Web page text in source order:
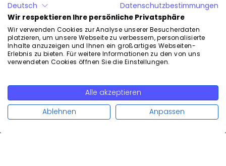
Weiterlesen
Krankenkassen
Immobilienverwaltungen
Anwaltskanzleien
Bauhandel
Bildungseinrichtungen
Medizin
Unternehmen
Über uns
Karriere bei Calenso
Deutsch
Datenschutzbestimmungen
Wir respektieren Ihre persönliche Privatsphäre
Wir verwenden Cookies zur Analyse unserer Besucherdaten
platzieren, um unsere Webseite zu verbessern, personalisierte
Inhalte anzuzeigen und Ihnen ein großartiges Webseiten-
Erlebnis zu bieten. Für weitere Informationen zu den von uns
verwendeten Cookies öffnen Sie die Einstellungen.
Alle akzeptieren
Ablehnen
Anpassen